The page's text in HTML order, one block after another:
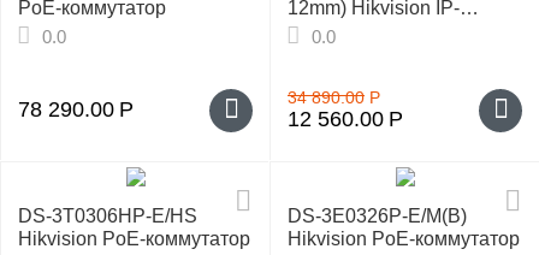
PoE-коммутатор
0.0
78 290.00 Р
12mm) Hikvision IP-
видеокамера
0.0
34 890.00 Р
12 560.00 Р
DS-3T0306HP-E/HS
Hikvision PoE-коммутатор
DS-3E0326P-E/M(B)
Hikvision PoE-коммутатор